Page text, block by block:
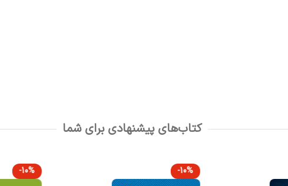
کتاب‌های پیشنهادی برای شما
-10%
-10%